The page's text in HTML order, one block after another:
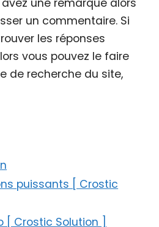
avez une remarque alors
un commentaire. Si
les réponses
vous pouvez le faire
de recherche du site,
puissants [ Crostic
[ Crostic Solution ]